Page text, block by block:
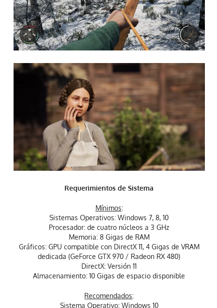
Requerimientos de Sistema
Mínimos:
Sistemas Operativos: Windows 7, 8, 10
Procesador: de cuatro núcleos a 3 GHz
Memoria: 8 Gigas de RAM
Gráficos: GPU compatible con DirectX 11, 4 Gigas de VRAM
dedicada (GeForce GTX 970 / Radeon RX 480)
DirectX: Versión 11
Almacenamiento: 10 Gigas de espacio disponible
Recomendados:
Sistema Operativo: Windows 10